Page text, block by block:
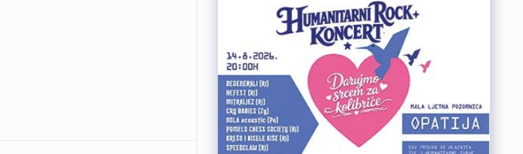
Veći šumski požar koji je u petak predvečer izbio kod Zlobina , uz željezničku prugu Rijeka–Zagreb, tijekom noći je lokaliziran. Širenja požara više nema, a vatrogasci nastavljaju s dogašivanjem.U akciji je tijekom noći sudjelovalo oko 40 vatrogasaca, a u subotu ujutro na terenu ih je ostalo desetak. Zbog nepristupačnog terena angažiran je i vlak za opskrbu vatrogasaca vodom, dok se stanje na požarištu nadzire dronom. Foto:Vatrogasci Rijeka
https://youtu.be/LjEOo1QMD1E Nogometaši Rijeke pobijedili su finski Ilves u prvoj utakmici 3. kola kvalifikacija za Konferencijsku ligu pogotkom Nike Jankovića u 16. minuti. Unatoč minimalnoj prednosti s kojom putuju na uzvrat, trener Matjaž Kek izrazio je zabrinutost zbog manjka realizacije i nervoze u igri. Uzvratna utakmica igra se u Finskoj u četvrtak, 13. kolovoza s početkom u 18 sati. Više u videoprilogu: